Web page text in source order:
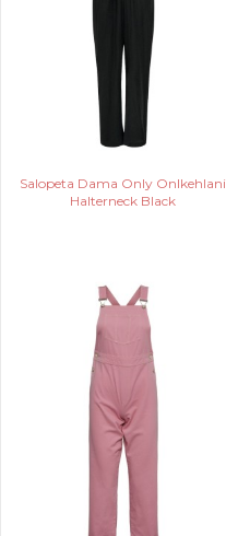
Salopeta Dama Only Onlkehlani
Halterneck Black